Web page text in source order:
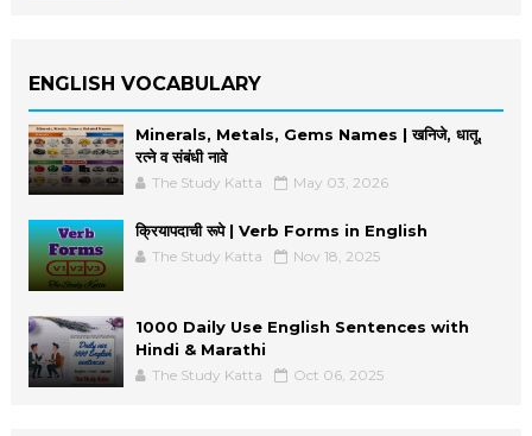
ENGLISH VOCABULARY
Minerals, Metals, Gems Names | खनिजे, धातू,
रत्ने व संबंधी नावे
The Study Katta May 03, 2026
क्रियापदाची रूपे | Verb Forms in English
The Study Katta Nov 18, 2025
1000 Daily Use English Sentences with
Hindi & Marathi
The Study Katta Oct 06, 2025